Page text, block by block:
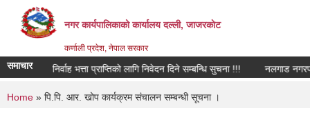
नगर कार्यपालिकाको कार्यालय दल्ली, जाजरकाेट
कर्णाली प्रदेश, नेपाल सरकार
समाचारनिर्वाह भत्ता प्राप्तिको लागि निवेदन दिने सम्बन्धि सुचना !!! नलगाड
You are here
Home » पि.पि. आर. खोप कार्यक्रम संचालन सम्बन्धी सूचना ।